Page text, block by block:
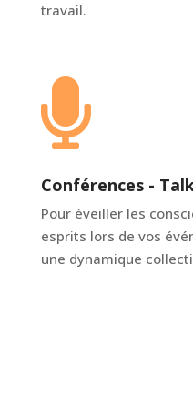
travail.

Conférences -
Pour éveiller les
esprits lors de vos
une dynamique